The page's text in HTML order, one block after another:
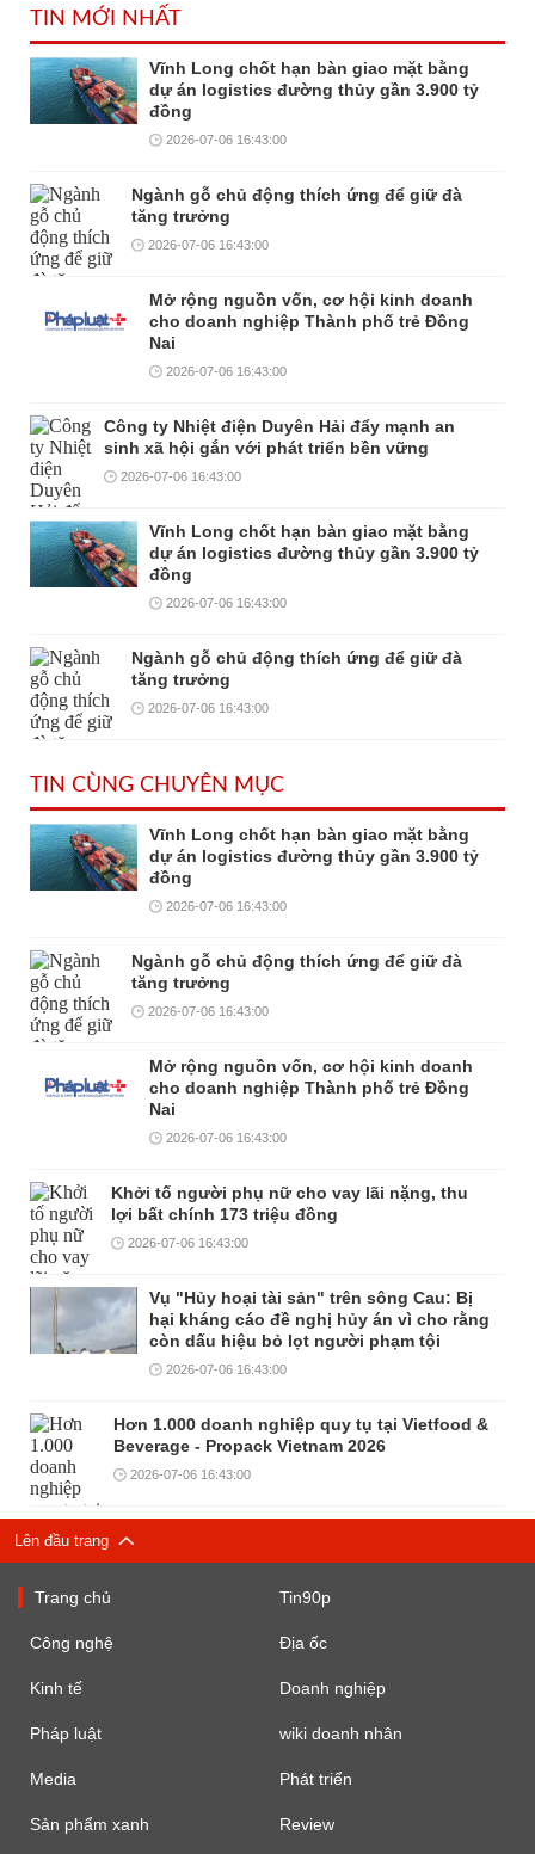
TIN MỚI NHẤT
Vĩnh Long chốt hạn bàn giao mặt bằng
dự án logistics đường thủy gần 3.900 tỷ
đồng
2026-07-06 16:43:00
Ngành gỗ chủ động thích ứng để giữ đà
tăng trưởng
2026-07-06 16:43:00
Mở rộng nguồn vốn, cơ hội kinh doanh
cho doanh nghiệp Thành phố trẻ Đồng
Nai
2026-07-06 16:43:00
Công ty Nhiệt điện Duyên Hải đẩy mạnh an
sinh xã hội gắn với phát triển bền vững
2026-07-06 16:43:00
Vĩnh Long chốt hạn bàn giao mặt bằng
dự án logistics đường thủy gần 3.900 tỷ
đồng
2026-07-06 16:43:00
Ngành gỗ chủ động thích ứng để giữ đà
tăng trưởng
2026-07-06 16:43:00
TIN CÙNG CHUYÊN MỤC
Vĩnh Long chốt hạn bàn giao mặt bằng
dự án logistics đường thủy gần 3.900 tỷ
đồng
2026-07-06 16:43:00
Ngành gỗ chủ động thích ứng để giữ đà
tăng trưởng
2026-07-06 16:43:00
Mở rộng nguồn vốn, cơ hội kinh doanh
cho doanh nghiệp Thành phố trẻ Đồng
Nai
2026-07-06 16:43:00
Khởi tố người phụ nữ cho vay lãi nặng, thu
lợi bất chính 173 triệu đồng
2026-07-06 16:43:00
Vụ "Hủy hoại tài sản" trên sông Cau: Bị
hại kháng cáo đề nghị hủy án vì cho rằng
còn dấu hiệu bỏ lọt người phạm tội
2026-07-06 16:43:00
Hơn 1.000 doanh nghiệp quy tụ tại Vietfood &
Beverage - Propack Vietnam 2026
2026-07-06 16:43:00
Lên đầu trang
Trang chủ Tin90p
Công nghệ Địa ốc
Kinh tế Doanh nghiệp
Pháp luật wiki doanh nhân
Media Phát triển
Sản phẩm xanh Review